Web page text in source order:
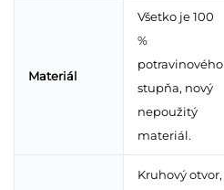
Materiál
Všetko je 100
%
potravinového
stupňa, nový
nepoužitý
materiál.
Kruhový otvor,